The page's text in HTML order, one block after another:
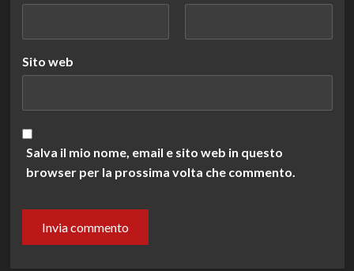
Sito web
Salva il mio nome, email e sito web in questo
browser per la prossima volta che commento.